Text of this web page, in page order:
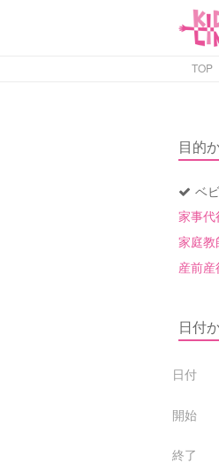
TOP
目的
ベ
家事代
家庭教
産前
日付
日付
開始
終了